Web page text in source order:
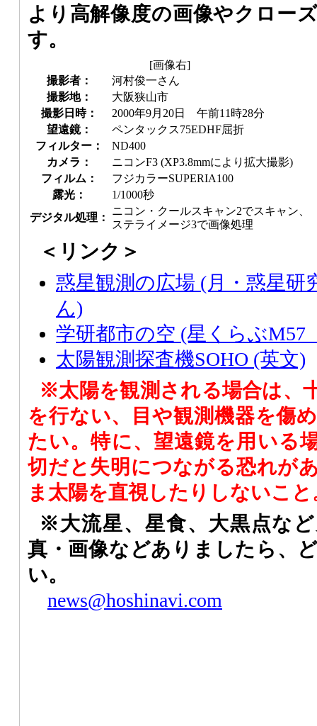
より高解像度の画像やクロー
す。
[画像右]
撮影者：
河村俊一さん
撮影地：
大阪狭山市
撮影日時：
2000年9月20日 午前11時28分
望遠鏡：
ペンタックス75EDHF屈折
フィルター：
ND400
カメラ：
ニコンF3 (XP3.8mmにより拡大撮影)
フィルム：
フジカラーSUPERIA100
露光：
1/1000秒
デジタル処理：
ニコン・クールスキャン2でスキャン、
ステライメージ3で画像処理
＜リンク＞
惑星観測の広場 (月・惑星
ん)
学研都市の空 (星くらぶ
太陽観測探査機SOHO (英文)
※太陽を観測される場合は、
を行ない、目や観測機器を傷
たい。特に、望遠鏡を用いる
切だと失明につながる恐れが
ま太陽を直視したりしないこと
※大流星、星食、大黒点な
真・画像などありましたら、
い。
news@hoshinavi.com